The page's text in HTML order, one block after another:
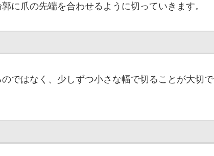
に爪の先端を合わせるように切っていきます。
ではなく、少しずつ小さな幅で切ることが大切で